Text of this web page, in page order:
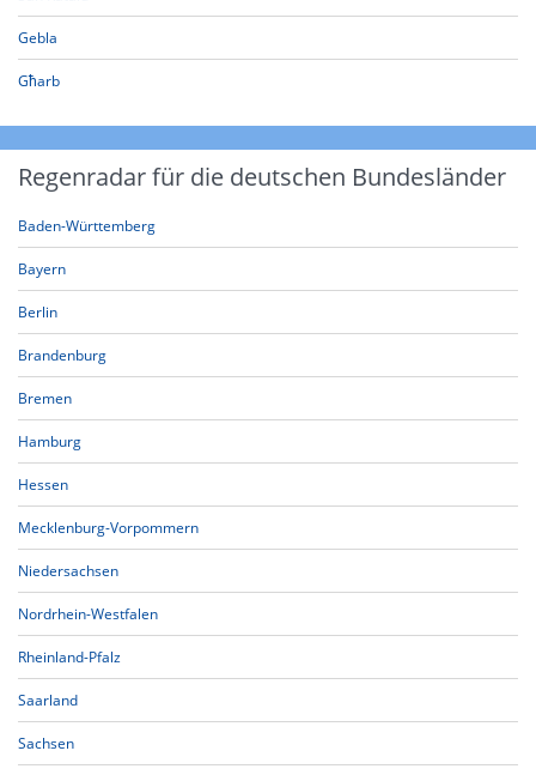
Gebla
Għarb
Regenradar für die deutschen Bundesländer
Baden-Württemberg
Bayern
Berlin
Brandenburg
Bremen
Hamburg
Hessen
Mecklenburg-Vorpommern
Niedersachsen
Nordrhein-Westfalen
Rheinland-Pfalz
Saarland
Sachsen